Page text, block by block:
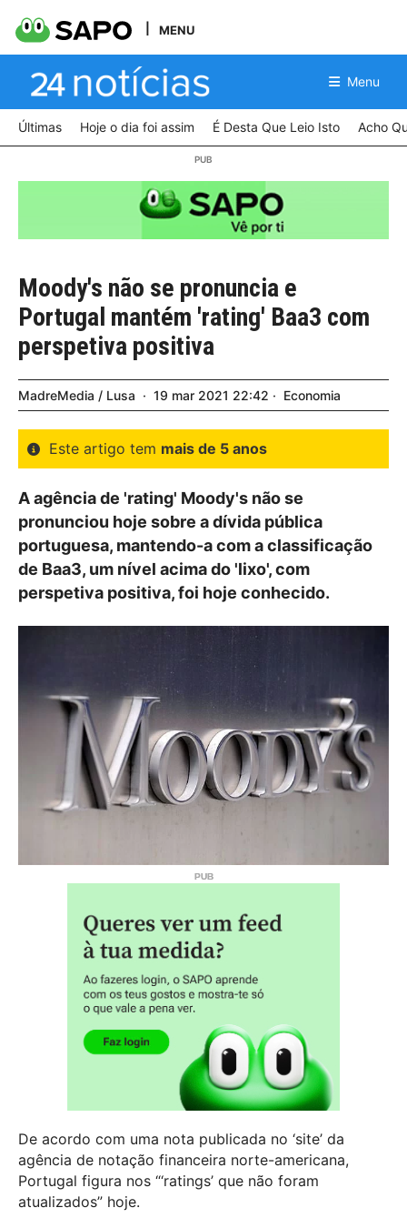
MENU
Menu
Últimas Hoje o dia foi assim É Desta Que Leio Isto Acho
Moody's não se pronuncia e
Portugal mantém 'rating' Baa3 com
perspetiva positiva
MadreMedia / Lusa 19 mar 2021 22:42 Economia
Este artigo tem mais de 5 anos
A agência de 'rating' Moody's não se
pronunciou hoje sobre a dívida pública
portuguesa, mantendo-a com a classificação
de Baa3, um nível acima do 'lixo', com
perspetiva positiva, foi hoje conhecido.
De acordo com uma nota publicada no ‘site’ da
agência de notação financeira norte-americana,
Portugal figura nos “‘ratings’ que não foram
atualizados” hoje.